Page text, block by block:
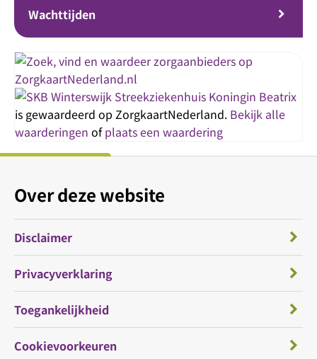
Wachttijden
Streekziekenhuis Koningin Beatrix
is gewaardeerd op ZorgkaartNederland. Bekijk alle
waarderingen ofplaats een waardering
Over deze website
Disclaimer
Privacyverklaring
Toegankelijkheid
Cookievoorkeuren